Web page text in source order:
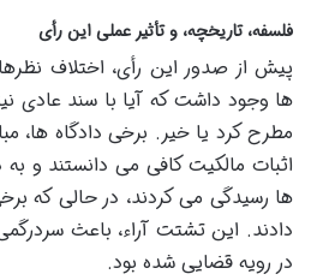
فلسفه، تاریخچه، و تأثیر عملی این رأی
پیش از صدور این رأی، اختلاف
ها وجود داشت که آیا با سند عادی
مطرح کرد یا خیر. برخی دادگاه ها،
اثبات مالکیت کافی می دانستند و
ها رسیدگی می کردند، در حالی که
دادند. این تشتت آراء، باعث
در رویه قضایی شده بود.